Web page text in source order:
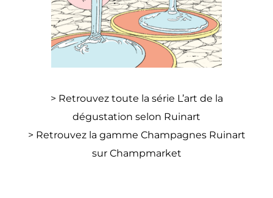
> Retrouvez toute la série L’art de la
dégustation selon Ruinart
> Retrouvez la gamme Champagnes Ruinart
sur Champmarket